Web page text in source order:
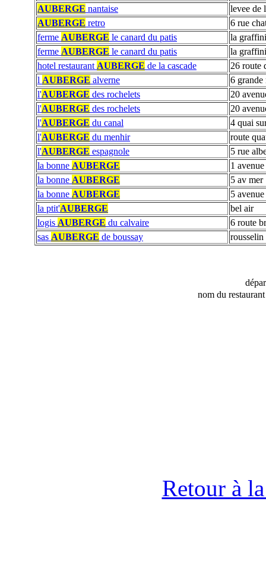
AUBERGE nantaise
levee de
AUBERGE retro
6 rue
ferme AUBERGE le canard du patis
la
ferme AUBERGE le canard du patis
la
hotel restaurant AUBERGE de la cascade
26 route
l AUBERGE alverne
6 grande
l'AUBERGE des rochelets
20
l'AUBERGE des rochelets
20
l'AUBERGE du canal
4 quai
l'AUBERGE du menhir
route
l'AUBERGE espagnole
5 rue
la bonne AUBERGE
1
la bonne AUBERGE
5 av mer
la bonne AUBERGE
5
la ptit'AUBERGE
bel air
logis AUBERGE du calvaire
6 route
sas AUBERGE de boussay rousselin
nom du
Retour à